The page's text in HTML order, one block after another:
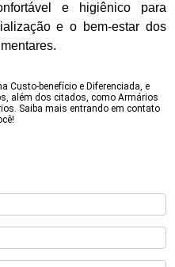
e higiênico para
e o bem-estar dos
Custo-benefício e Diferenciada, e
além dos citados, como Armários
Saiba mais entrando em contato